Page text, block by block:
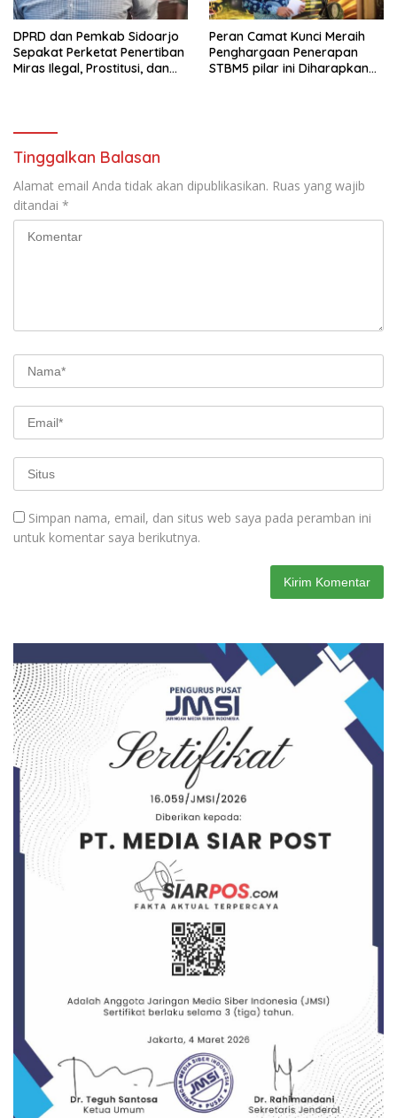
DPRD dan Pemkab Sidoarjo
Sepakat Perketat Penertiban
Miras Ilegal, Prostitusi, dan
Peran Camat Kunci Meraih
Penghargaan Penerapan
STBM5 pilar ini Diharapkan
Tinggalkan Balasan
Alamat email Anda tidak akan dipublikasikan. Ruas yang wajib
ditandai *
Simpan nama, email, dan situs web saya pada peramban ini
untuk komentar saya berikutnya.